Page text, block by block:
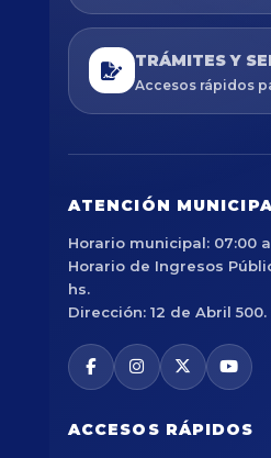
TRÁMITES Y
Accesos rápidos
ATENCIÓN
Horario municipal: 07:00 a
Horario de Ingresos
hs.
Dirección: 12 de Abril 500.
ACCESOS RÁPIDOS